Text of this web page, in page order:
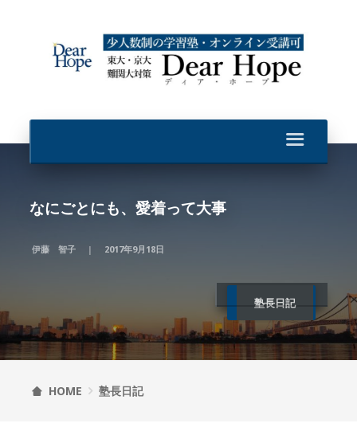
なにごとにも、愛着って大事
伊藤 智子 2017年9月18日
塾長日記
HOME 塾長日記